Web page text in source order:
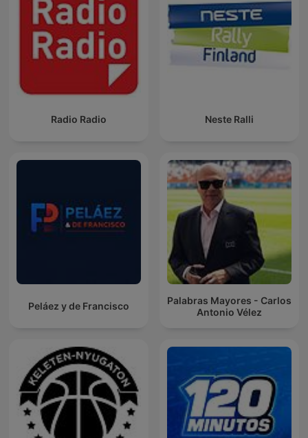
Radio Radio Neste Ralli
Peláez y de Francisco
Palabras Mayores - Carlos
Antonio Vélez